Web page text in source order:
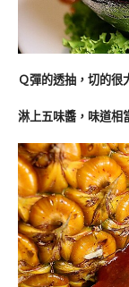
Ｑ彈的透抽，切的很
淋上五味醬，味道